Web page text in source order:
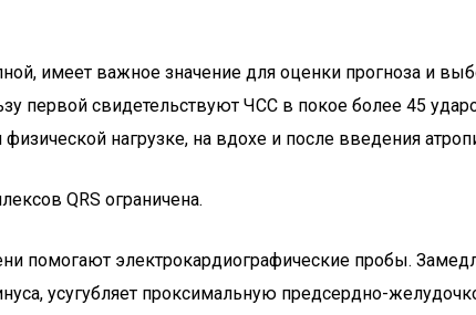
имеет важное значение для оценки прогноза и
первой свидетельствуют ЧСС в покое более 45
нагрузке, на вдохе и после введения
QRS ограничена.
помогают электрокардиографические пробы.
усугубляет проксимальную предсердно-